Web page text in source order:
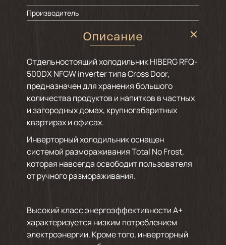
Производитель
Описание
Отдельностоящий холодильник HIBERG RFQ-
500DX NFGW inverter типа Cross Door,
предназначен для хранения большого
количества продуктов и напитков в частных
и загородных домах, крупногабаритных
квартирах и офисах.
Инверторный холодильник оснащен
системой размораживания Total No Frost,
которая навсегда освободит пользователя
от ручного размораживания.
Высокий класс энергоэффективности А+
характеризуется низким потреблением
электроэнергии. Кроме того, инверторный